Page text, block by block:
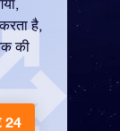
है,
की
24